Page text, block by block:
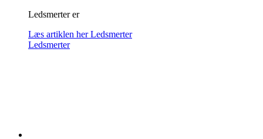
Ledsmerter er
Læs artiklen herLeds­mer­ter
Leds­mer­ter